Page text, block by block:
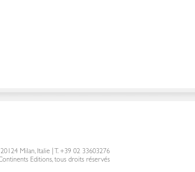
Milan, Italie
T. +39 02 33603276
Editions, tous droits réservés